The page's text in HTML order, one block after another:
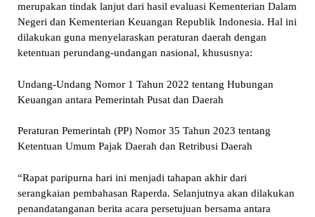
merupakan tindak lanjut dari hasil evaluasi Kementerian Dalam
Negeri dan Kementerian Keuangan Republik Indonesia. Hal ini
dilakukan guna menyelaraskan peraturan daerah dengan
ketentuan perundang-undangan nasional, khususnya:
Undang-Undang Nomor 1 Tahun 2022 tentang Hubungan
Keuangan antara Pemerintah Pusat dan Daerah
Peraturan Pemerintah (PP) Nomor 35 Tahun 2023 tentang
Ketentuan Umum Pajak Daerah dan Retribusi Daerah
“Rapat paripurna hari ini menjadi tahapan akhir dari
serangkaian pembahasan Raperda. Selanjutnya akan dilakukan
penandatanganan berita acara persetujuan bersama antara